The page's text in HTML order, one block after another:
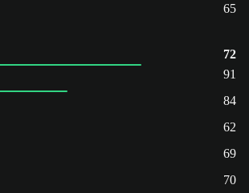
65
72
91
84
62
69
70